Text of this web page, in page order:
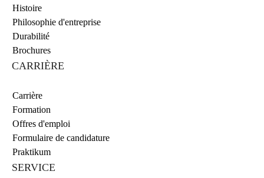
Histoire
Philosophie d'entreprise
Durabilité
Brochures
CARRIÈRE
Carrière
Formation
Offres d'emploi
Formulaire de candidature
Praktikum
SERVICE